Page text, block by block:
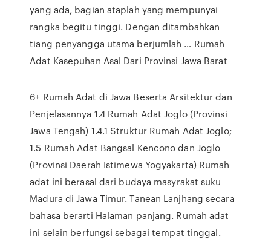
yang ada, bagian ataplah yang mempunyai
rangka begitu tinggi. Dengan ditambahkan
tiang penyangga utama berjumlah … Rumah
Adat Kasepuhan Asal Dari Provinsi Jawa Barat
6+ Rumah Adat di Jawa Beserta Arsitektur dan
Penjelasannya 1.4 Rumah Adat Joglo (Provinsi
Jawa Tengah) 1.4.1 Struktur Rumah Adat Joglo;
1.5 Rumah Adat Bangsal Kencono dan Joglo
(Provinsi Daerah Istimewa Yogyakarta) Rumah
adat ini berasal dari budaya masyrakat suku
Madura di Jawa Timur. Tanean Lanjhang secara
bahasa berarti Halaman panjang. Rumah adat
ini selain berfungsi sebagai tempat tinggal.